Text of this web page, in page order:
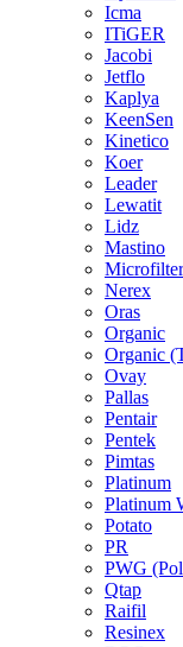
Icma
ITiGER
Jacobi
Jetflo
Kaplya
KeenSen
Kinetico
Koer
Leader
Lewatit
Lidz
Mastino
Microfilter
Nerex
Oras
Organic
Organic
Ovay
Pallas
Pentair
Pentek
Pimtas
Platinum
Platinum
Potato
PR
PWG
Qtap
Raifil
Resinex